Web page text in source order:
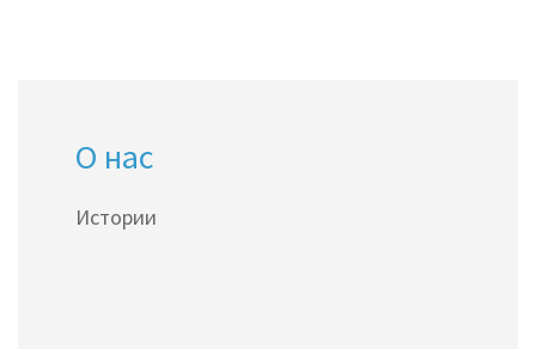
О нас
Истории